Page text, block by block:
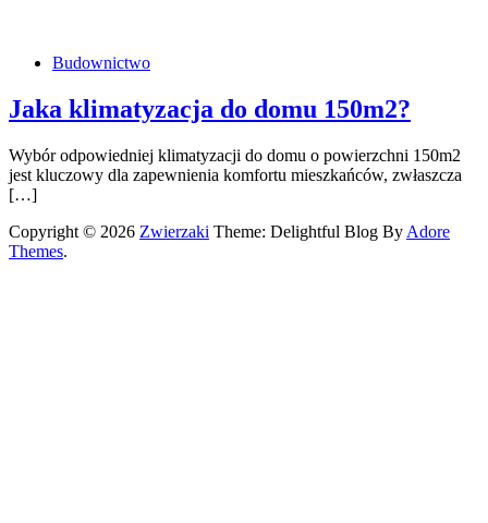
Budownictwo
Jaka klimatyzacja do domu 150m2?
Wybór odpowiedniej klimatyzacji do domu o powierzchni 150m2
jest kluczowy dla zapewnienia komfortu mieszkańców, zwłaszcza
[…]
Copyright © 2026 Zwierzaki Theme: Delightful Blog By Adore
Themes.